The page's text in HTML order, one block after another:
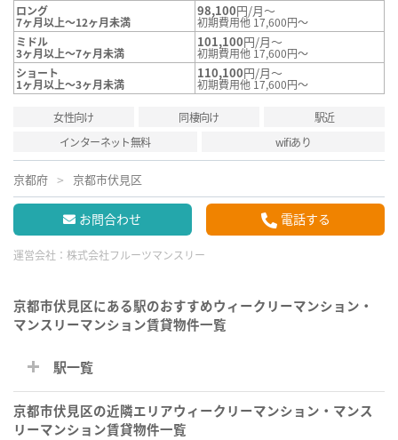
ロング
7ヶ月以上～12ヶ月未満
98,100円/月～
初期費用他 17,600円～
ミドル
3ヶ月以上～7ヶ月未満
101,100円/月～
初期費用他 17,600円～
ショート
1ヶ月以上～3ヶ月未満
110,100円/月～
初期費用他 17,600円～
女性向け 同棲向け
駅近
インターネット無料
wifiあり
京都府 京都市伏見区
お問合わせ 電話する
運営会社： 株式会社フルーツマンスリー
京都市伏見区にある駅のおすすめウィークリーマンション・
マンスリーマンション賃貸物件一覧
駅一覧
京都市伏見区の近隣エリアウィークリーマンション・マンス
リーマンション賃貸物件一覧